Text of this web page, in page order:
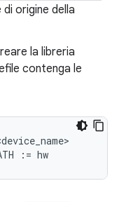
origine della
la libreria
contenga le